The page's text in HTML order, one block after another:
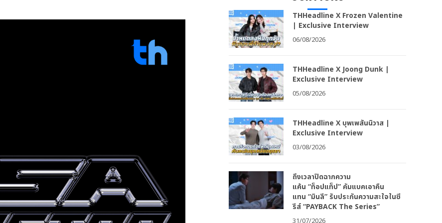
THHeadline X Frozen Valentine
| Exclusive Interview
06/08/2026
THHeadline X Joong Dunk |
Exclusive Interview
05/08/2026
THHeadline X บุพเพสันนิวาส |
Exclusive Interview
03/08/2026
ถึงเวลาปิดฉากความ
แค้น “ท็อปแท็ป” คัมแบคเอาคืน
แทน “มินลี” รับประกันความสะใจในซี
รีส์ “PAYBACK The Series”
31/07/2026